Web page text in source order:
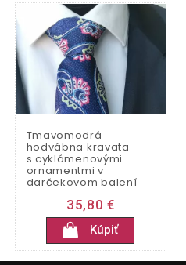
Tmavomodrá
hodvábna kravata
s cyklámenovými
ornamentmi v
darčekovom balení
35,80 €
Kúpiť